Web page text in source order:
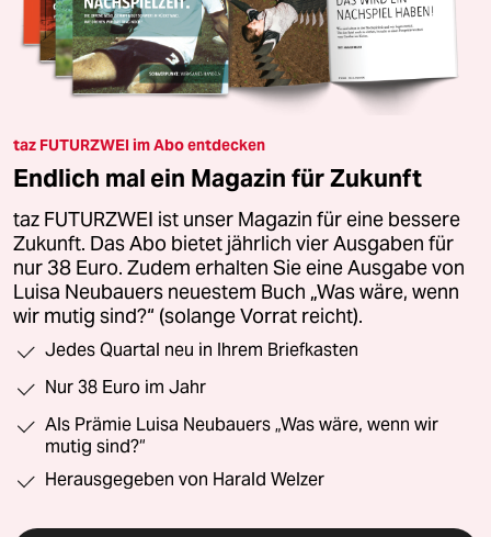
taz FUTURZWEI im Abo entdecken
Endlich mal ein Magazin für Zukunft
taz FUTURZWEI ist unser Magazin für eine bessere
Zukunft. Das Abo bietet jährlich vier Ausgaben für
nur 38 Euro. Zudem erhalten Sie eine Ausgabe von
Luisa Neubauers neuestem Buch „Was wäre, wenn
wir mutig sind?“ (solange Vorrat reicht).
Jedes Quartal neu in Ihrem Briefkasten
Nur 38 Euro im Jahr
Als Prämie Luisa Neubauers „Was wäre, wenn wir
mutig sind?“
Herausgegeben von Harald Welzer